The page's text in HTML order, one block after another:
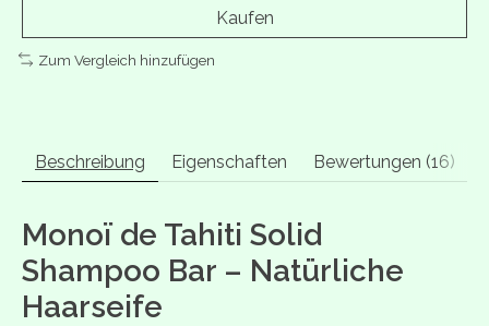
Kaufen
Zum Vergleich hinzufügen
Beschreibung Eigenschaften Bewertungen (16)
Monoï de Tahiti Solid
Shampoo Bar – Natürliche
Haarseife